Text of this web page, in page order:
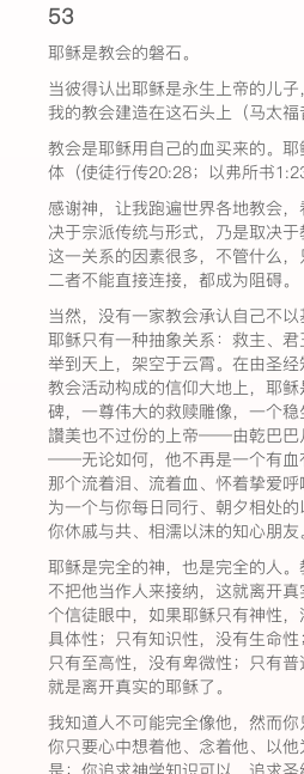
53
耶稣是教会的磐石。
当彼得认出耶稣是永生上帝的儿
我的教会建造在这石头上（马太福
教会是耶稣用自己的血买来的。
体（使徒行传20:28；以弗所书
感谢神，让我跑遍世界各地教会
决于宗派传统与形式，乃是取决
这一关系的因素很多，不管什么
二者不能直接连接，都成为阻碍。
当然，没有一家教会承认自己不
耶稣只有一种抽象关系：救主、
举到天上，架空于云霄。在由圣经
教会活动构成的信仰大地上，耶
碑，一尊伟大的救赎雕像，一个
讚美也不过份的上帝——由乾巴巴
——无论如何，他不再是一个有血
那个流着泪、流着血、怀着挚爱
为一个与你每日同行、朝夕相处
你休戚与共、相濡以沫的知心朋友。
耶稣是完全的神，也是完全的人。
不把他当作人来接纳，这就离开
个信徒眼中，如果耶稣只有神性
具体性；只有知识性，没有生命性
只有至高性，没有卑微性；只有
就是离开真实的耶稣了。
我知道人不可能完全像他，然而
你只要心中想着他、念着他、以